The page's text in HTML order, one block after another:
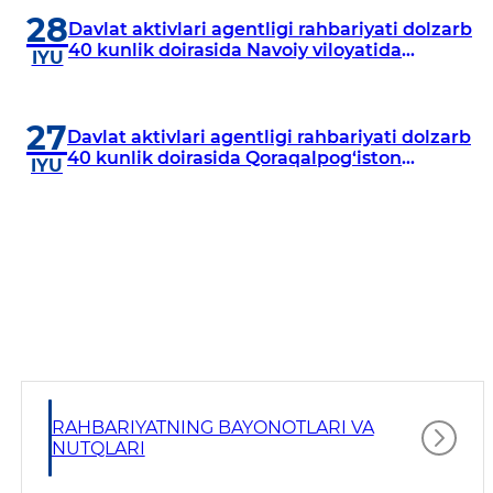
28
IYU
Davlat aktivlari agentligi rahbariyati dolzarb
40 kunlik doirasida Navoiy viloyatida
27
IYU
Davlat aktivlari agentligi rahbariyati dolzarb
40 kunlik doirasida Qoraqalpog‘iston
RAHBARIYATNING BAYONOTLARI VA
NUTQLARI